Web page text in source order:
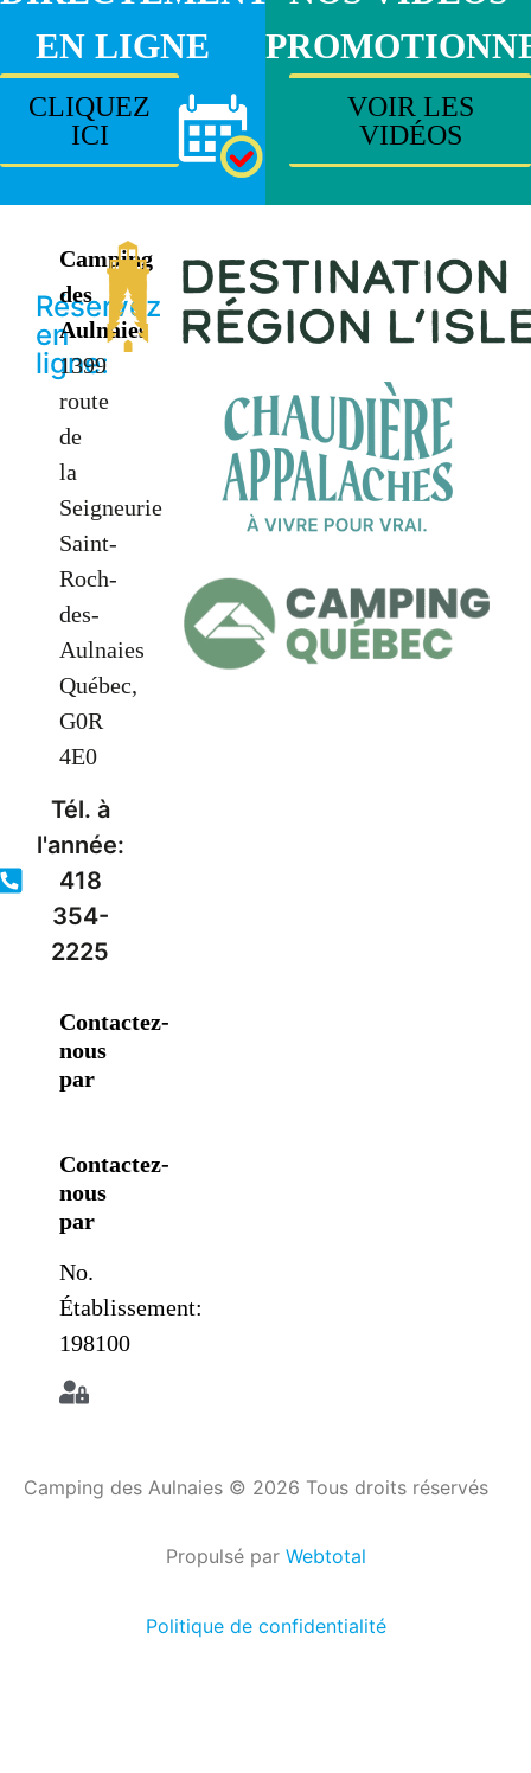
EN LIGNE
CLIQUEZ
ICI
VOIR LES
VIDÉOS
Réservez
en
ligne:
Camping
des
Aulnaies
1399
route
de
la
Seigneurie
Saint-
Roch-
des-
Aulnaies
Québec,
G0R
4E0
Tél. à
l'année:
418
354-
2225
Contactez-
nous
par
Contactez-
nous
par
No.
Établissement:
198100
Camping des Aulnaies © 2026 Tous droits réservés
Propulsé par Webtotal
Politique de confidentialité